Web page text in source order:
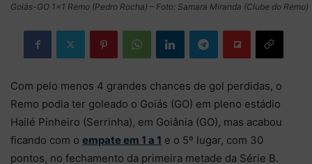
Goiás-GO 1×1 Remo (Pedro Rocha) – Foto: Samara Miranda (Clube do Remo)
Com pelo menos 4 grandes chances de gol perdidas, o
Remo podia ter goleado o Goiás (GO) em pleno estádio
Hailé Pinheiro (Serrinha), em Goiânia (GO), mas acabou
ficando com o empate em 1 a 1 e o 5º lugar, com 30
pontos, no fechamento da primeira metade da Série B.